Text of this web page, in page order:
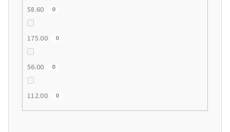
58.60 0
175.00 0
56.00 0
112.00 0